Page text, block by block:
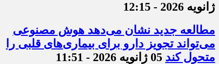
ژانویه 2026 - 12:15
مطالعه جدید نشان می‌دهد هوش مصنوعی
می‌تواند تجویز دارو برای بیماری‌های قلبی را
متحول کند 05 ژانویه 2026 - 11:51